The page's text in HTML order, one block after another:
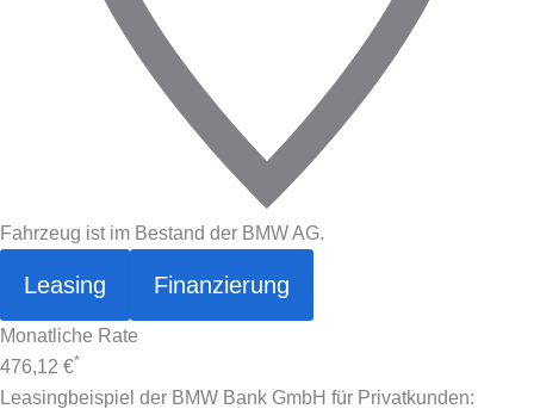
Fahrzeug ist im Bestand der BMW AG.
Leasing Finanzierung
Monatliche Rate
476,12 €*
Leasingbeispiel der BMW Bank GmbH für Privatkunden: